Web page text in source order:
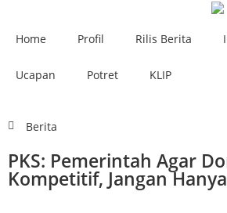
Home Profil Rilis Berita
Ucapan Potret KLIP
Berita
PKS: Pemerintah Agar
Kompetitif, Jangan